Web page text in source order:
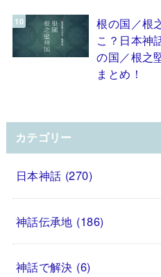
根の国／根
こ？日本神
の国／根之
まとめ！
カテゴリー
日本神話 (270)
神話伝承地 (186)
神話で解決 (6)